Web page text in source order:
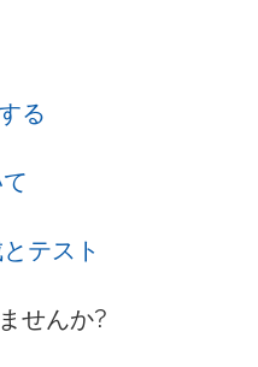
ン
ド
る
テスト
せんか?